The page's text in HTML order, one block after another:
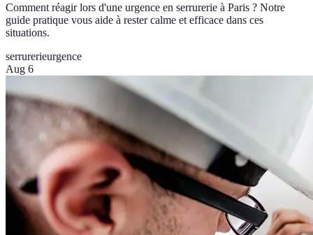
Comment réagir lors d'une urgence en serrurerie à Paris ? Notre
guide pratique vous aide à rester calme et efficace dans ces
situations.
serrurerieurgence
Aug 6